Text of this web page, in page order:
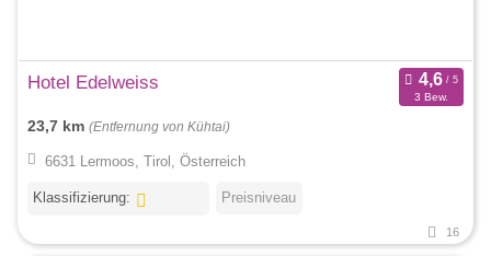
Hotel Edelweiss
3 Bew.
23,7 km (Entfernung von Kühtai)
6631 Lermoos, Tirol, Österreich
Klassifizierung: Preisniveau
16